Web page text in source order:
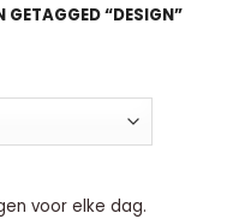
GETAGGED “DESIGN”
voor elke dag.